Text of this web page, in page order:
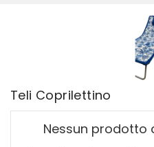
Teli Coprilettino
Nessun prodotto